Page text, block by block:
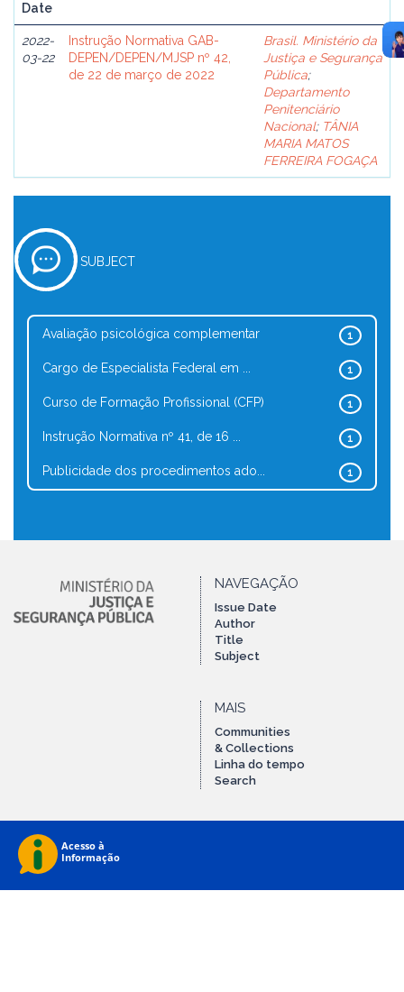
Date
2022-
03-22
Instrução Normativa GAB-
DEPEN/DEPEN/MJSP nº 42,
de 22 de março de 2022
Brasil. Ministério da
Justiça e Segurança
Pública;
Departamento
Penitenciário
Nacional; TÂNIA
MARIA MATOS
FERREIRA FOGAÇA
SUBJECT
1
Avaliação psicológica complementar
1
Cargo de Especialista Federal em ...
1
Curso de Formação Profissional (CFP)
1
Instrução Normativa nº 41, de 16 ...
1
Publicidade dos procedimentos ado...
NAVEGAÇÃO
Issue Date
Author
Title
Subject
MAIS
Communities
& Collections
Linha do tempo
Search